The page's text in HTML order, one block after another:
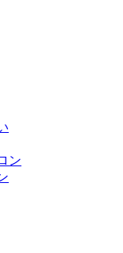
ン